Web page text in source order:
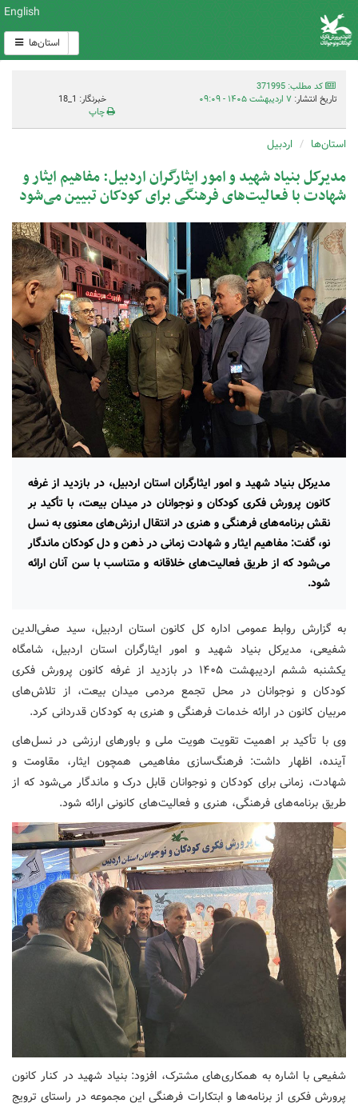
English
استان‌ها
کد مطلب: 371995
تاریخ انتشار: ۷ اردیبهشت ۱۴۰۵ - ۰۹:۰۹
خبرنگار: 1_18
چاپ
استان‌ها اردبیل
مدیرکل بنیاد شهید و امور ایثارگران اردبیل: مفاهیم ایثار و
شهادت با فعالیت‌های فرهنگی برای کودکان تبیین می‌شود
مدیرکل بنیاد شهید و امور ایثارگران استان اردبیل، در بازدید از غرفه
کانون پرورش فکری کودکان و نوجوانان در میدان بیعت، با تأکید بر
نقش برنامه‌های فرهنگی و هنری در انتقال ارزش‌های معنوی به نسل
نو، گفت: مفاهیم ایثار و شهادت زمانی در ذهن و دل کودکان ماندگار
می‌شود که از طریق فعالیت‌های خلاقانه و متناسب با سن آنان ارائه
شود.
به گزارش روابط عمومی اداره کل کانون استان اردبیل، سید صفی‌الدین
شفیعی، مدیرکل بنیاد شهید و امور ایثارگران استان اردبیل، شامگاه
یکشنبه ششم اردیبهشت ۱۴۰۵ در بازدید از غرفه کانون پرورش فکری
کودکان و نوجوانان در محل تجمع مردمی میدان بیعت، از تلاش‌های
مربیان کانون در ارائه خدمات فرهنگی و هنری به کودکان قدردانی کرد.
وی با تأکید بر اهمیت تقویت هویت ملی و باورهای ارزشی در نسل‌های
آینده، اظهار داشت: فرهنگ‌سازی مفاهیمی همچون ایثار، مقاومت و
شهادت، زمانی برای کودکان و نوجوانان قابل درک و ماندگار می‌شود که از
طریق برنامه‌های فرهنگی، هنری و فعالیت‌های کانونی ارائه شود.
شفیعی با اشاره به همکاری‌های مشترک، افزود: بنیاد شهید در کنار کانون
پرورش فکری از برنامه‌ها و ابتکارات فرهنگی این مجموعه در راستای ترویج